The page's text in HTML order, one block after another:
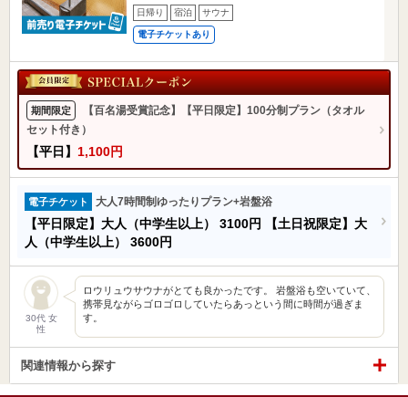
日帰り 宿泊 サウナ
電子チケットあり
期間限定
【百名湯受賞記念】【平日限定】100分制プラン（タオル
セット付き）
【平日】 1,100円
電子チケット 大人7時間制ゆったりプラン+岩盤浴
【平日限定】大人（中学生以上） 3100円
【土日祝限定】大
人（中学生以上） 3600円
30代 女
性
ロウリュウサウナがとても良かったです。 岩盤浴も空いていて、
携帯見ながらゴロゴロしていたらあっという間に時間が過ぎま
す。
関連情報から探す